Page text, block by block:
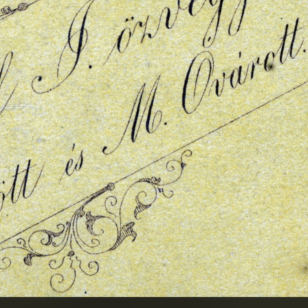
· Budapest VII.
mészáros és hentes üzlet portálja. A felvétel 1898-ban készült.
1900
1900 · Podolin
a Piarista templom és kolostor.
1900 · Pozsony
Promenade 2., Kozics fényképész.
1900 · Pozsony
Promenade 2., Kozics fényképész.
1900 ·
Promenade 34.,